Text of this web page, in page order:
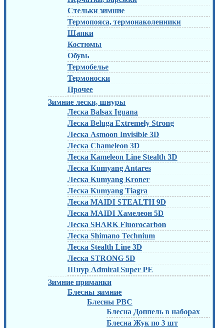
Стельки зимние
Термопояса, термонаколенники
Шапки
Костюмы
Обувь
Термобелье
Термоноски
Прочее
Зимние лески, шнуры
Леска Balsax Iguana
Леска Beluga Extremely Strong
Леска Asmoon Invisible 3D
Леска Chameleon 3D
Леска Kameleon Line Stealth 3D
Леска Kumyang Antares
Леска Kumyang Kroner
Леска Kumyang Tiagra
Леска MAIDI STEALTH 9D
Леска MAIDI Хамелеон 5D
Леска SHARK Fluorocarbon
Леска Shimano Technium
Леска Stealth Line 3D
Леска STRONG 5D
Шнур Admiral Super PE
Зимние приманки
Блесны зимние
Блесны РВС
Блесна Доппель в наборах
Блесна Жук по 3 шт